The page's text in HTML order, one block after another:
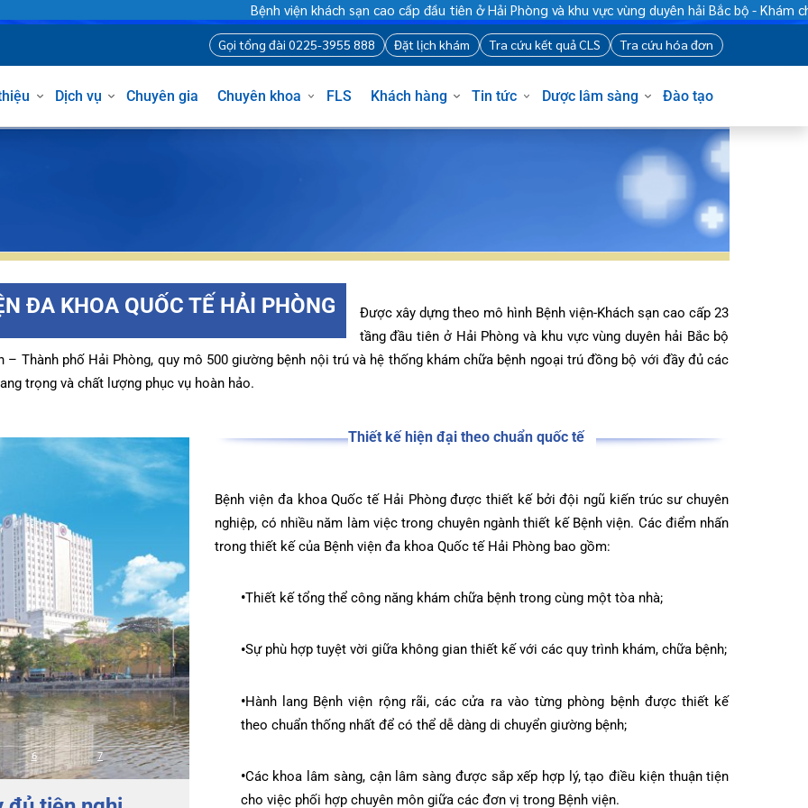
Bệnh viện khách sạn cao cấp đầu tiên ở Hải Phòng và khu vực vùng duyên hải Bắc bộ - Khám chữa
Hà Nội
tại nhà
hình ảnh – Thăm dò chức năng
sức
cứu – Hồi sức tích cực
hợp
Tiết Niệu Nam học
thương chỉnh hình
khách hàng
bệnh
sàng
0225-3955 888
quả xét nghiệm
đơn
Gọi tổng đài 0225-3955 888 Đặt lịch khám Tra cứu kết quả CLS Tra cứu hóa đơn
thiệu Dịch vụ Chuyên gia Chuyên khoa FLS Khách hàng Tin tức Dược lâm sàng
ĐA KHOA QUỐC TẾ HẢI PHÒNG Được xây dựng theo mô hình Bệnh viện-Khách sạn cao cấp 23
tầng đầu tiên ở Hải Phòng và khu vực vùng duyên hải Bắc bộ
– Thành phố Hải Phòng, quy mô 500 giường bệnh nội trú và hệ thống khám chữa bệnh ngoại trú đồng bộ với đầy đủ các
6
Bệnh viện đa khoa Quốc tế Hải Phòng được thiết kế bởi đội ngũ kiến trúc sư chuyên
nghiệp, có nhiều năm làm việc trong chuyên ngành thiết kế Bệnh viện. Các điểm nhấn